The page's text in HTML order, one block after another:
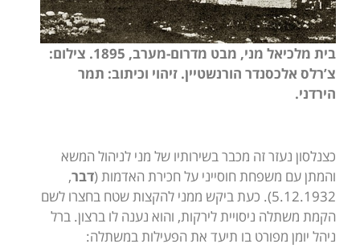
בית מלכיאל מני, מבט מדרום-מערב, 1895. צילום:
צ’רלס אלכסנדר הורנשטיין. זיהוי וכיתוב: תמר
הירדני.
כצנלסון נעזר זה מכבר בשירותיו של מני לניהול המשא
והמתן עם משפחת חוסייני על חכירת האדמות (דבר,
5.12.1932). כעת ביקש ממני להקצות שטח בחצרו לשם
הקמת משתלה ניסויית לירקות, והוא נענה לו ברצון. ברל
ניהל יומן מפורט בו תיעד את הפעילות במשתלה: